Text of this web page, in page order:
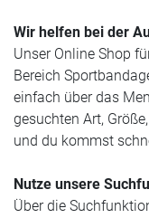
Wir helfen bei der
Unser Online Shop
Bereich
einfach über das
gesuchten Art,
und du kommst
Nutze unsere
Über die